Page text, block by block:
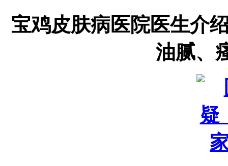
宝鸡皮肤病医院医生介
油腻、